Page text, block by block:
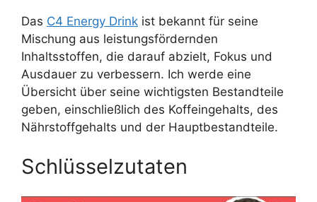
Das C4 Energy Drink ist bekannt für seine
Mischung aus leistungsfördernden
Inhaltsstoffen, die darauf abzielt, Fokus und
Ausdauer zu verbessern. Ich werde eine
Übersicht über seine wichtigsten Bestandteile
geben, einschließlich des Koffeingehalts, des
Nährstoffgehalts und der Hauptbestandteile.
Schlüsselzutaten